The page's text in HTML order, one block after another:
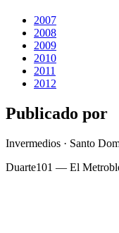
2007
2008
2009
2010
2011
2012
Publicado por
Invermedios · Santo
Duarte101 — El